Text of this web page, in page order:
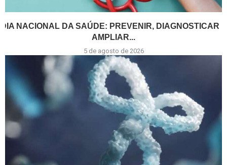
DIA NACIONAL DA SAÚDE: PREVENIR, DIAGNOSTICAR E
AMPLIAR...
5 de agosto de 2026